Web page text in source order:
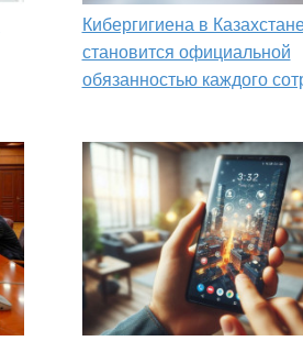
Кибергигиена в
становится официальной
обязанностью каждого